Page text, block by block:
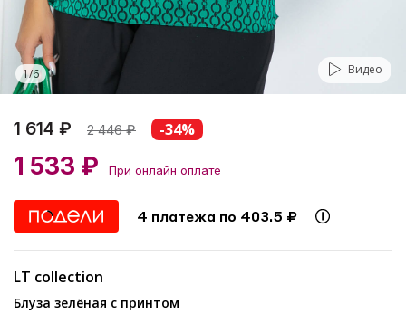
1/6 Видео
1 614 ₽ 2 446₽ -34%
1 533 ₽ При онлайн оплате
4 платежа по 403.5 ₽
LT collection
Блуза зелёная с принтом